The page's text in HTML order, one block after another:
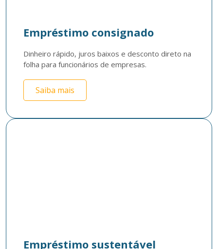
Empréstimo consignado
Dinheiro rápido, juros baixos e desconto direto na
folha para funcionários de empresas.
Saiba mais
Empréstimo sustentável